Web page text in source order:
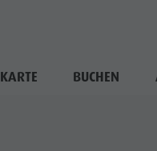
KARTE BUCHEN